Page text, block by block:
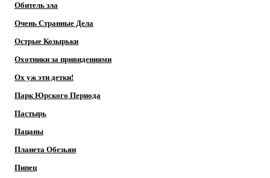
Обитель зла
Очень Странные Дела
Острые Козырьки
Охотники за привидениями
Ох уж эти детки!
Парк Юрского Периода
Пастырь
Пацаны
Планета Обезьян
Пипец